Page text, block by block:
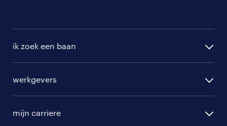
ik zoek een baan
randstad professional
werkgevers
mijn carriere